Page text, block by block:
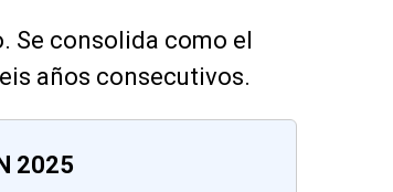
Se consolida como el
años consecutivos.
2025